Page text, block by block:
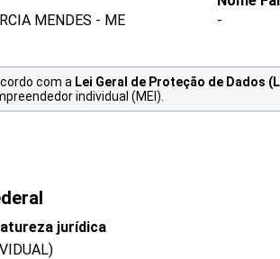
MENDES - ME
-
com a Lei Geral de Proteção de Dados
individual (MEI).
jurídica